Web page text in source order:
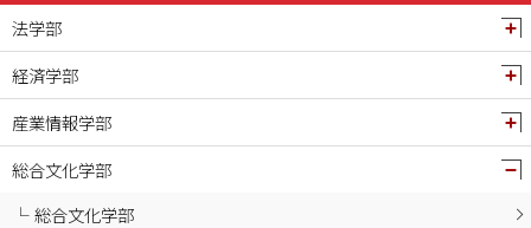
2024年12月
2024年11月
2024年10月
2024年09月
2024年08月
法学部
経済学部
産業情報学部
総合文化学部
総合文化学部